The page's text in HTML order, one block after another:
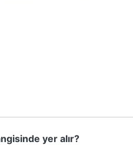
yer alır?